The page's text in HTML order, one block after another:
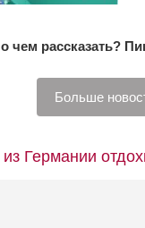
чем рассказать?
Больше
Германии